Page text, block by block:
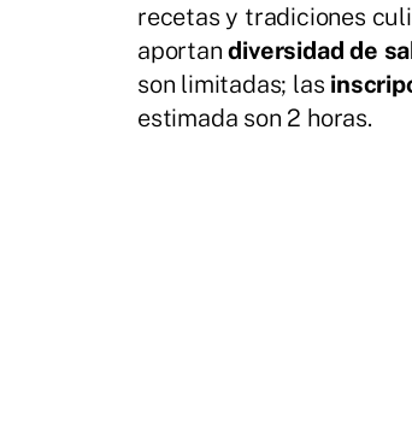
recetas y tradiciones
aportandiversidad de
son limitadas; las
estimada son 2 horas.